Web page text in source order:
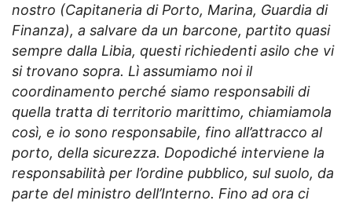
nostro (Capitaneria di Porto, Marina, Guardia di
Finanza), a salvare da un barcone, partito quasi
sempre dalla Libia, questi richiedenti asilo che vi
si trovano sopra. Lì assumiamo noi il
coordinamento perché siamo responsabili di
quella tratta di territorio marittimo, chiamiamola
così, e io sono responsabile, fino all’attracco al
porto, della sicurezza. Dopodiché interviene la
responsabilità per l’ordine pubblico, sul suolo, da
parte del ministro dell’Interno. Fino ad ora ci